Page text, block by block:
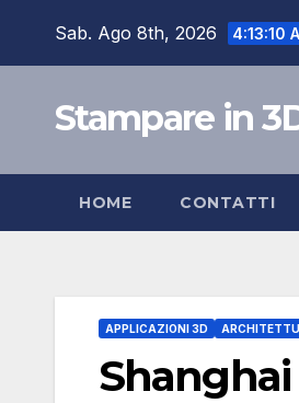
Sab. Ago 8th, 2026 4:13:11
Stampare in
HOME CONTATTI
APPLICAZIONI 3D